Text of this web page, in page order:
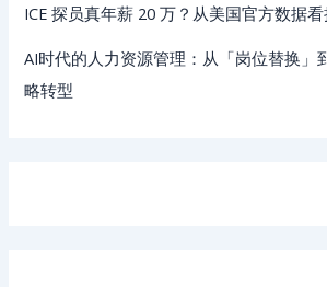
ICE 探员真年薪 20 万？从美国官方数据
AI时代的人力资源管理：从「岗位替换」
略转型